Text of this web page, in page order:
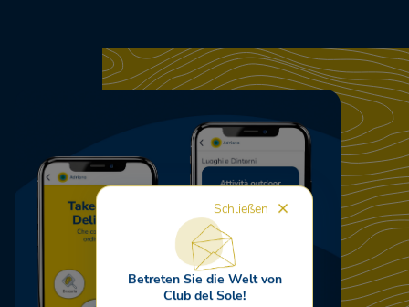
Schließen
Betreten Sie die Welt von
Club del Sole!